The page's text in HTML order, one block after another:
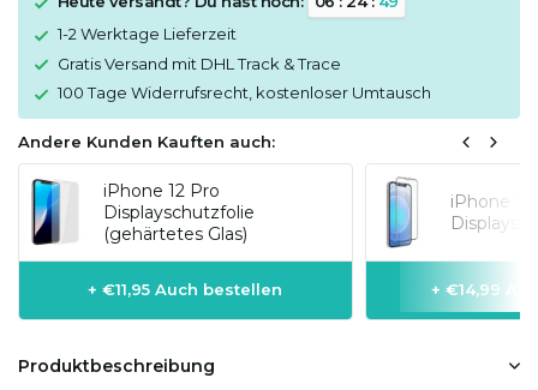
1-2 Werktage Lieferzeit
Gratis Versand mit DHL Track & Trace
100 Tage Widerrufsrecht, kostenloser Umtausch
Andere Kunden Kauften auch:
iPhone 12 Pro
Displayschutzfolie
(gehärtetes Glas)
+ €11,95 Auch bestellen
iPhone
+ €14,99
Produktbeschreibung